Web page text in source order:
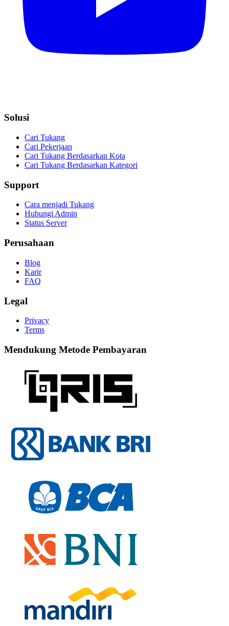
Solusi
Cari Tukang
Cari Pekerjaan
Cari Tukang Berdasarkan Kota
Cari Tukang Berdasarkan Kategori
Support
Cara menjadi Tukang
Hubungi Admin
Status Server
Perusahaan
Blog
Karir
FAQ
Legal
Privacy
Terms
Mendukung Metode Pembayaran